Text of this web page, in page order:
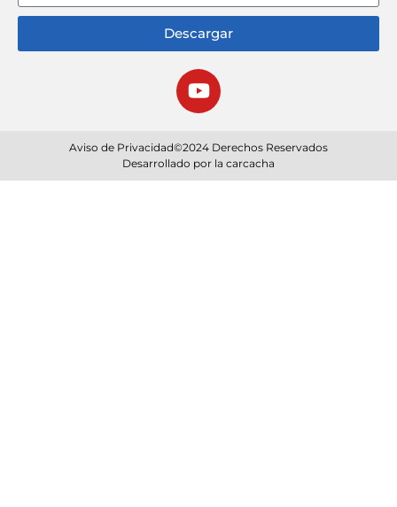
Descargar
Aviso de Privacidad©2024 Derechos Reservados
Desarrollado por la carcacha